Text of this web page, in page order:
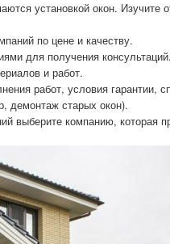
установкой окон. Изучите
по цене и качеству.
для получения
и работ.
работ, условия гарантии,
демонтаж старых окон).
выберите компанию, которая